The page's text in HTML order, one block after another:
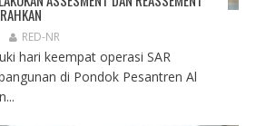
RED-NR
hari keempat operasi SAR
di Pondok Pesantren Al